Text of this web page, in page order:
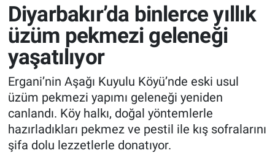
Diyarbakır’da binlerce yıllık
üzüm pekmezi geleneği
yaşatılıyor
Ergani’nin Aşağı Kuyulu Köyü’nde eski usul
üzüm pekmezi yapımı geleneği yeniden
canlandı. Köy halkı, doğal yöntemlerle
hazırladıkları pekmez ve pestil ile kış sofralarını
şifa dolu lezzetlerle donatıyor.
DİYARBAKIR
EKONOMİ
GÜNDEM
BÖLGE
DÜNYA
Namaz Vakitleri
Trafik Durumu
Süper Lig Puan Durumu ve Fikstür
Tüm Manşetler
Son Dakika Haberleri